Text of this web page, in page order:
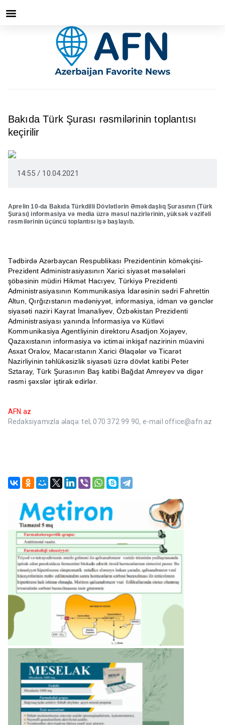
Bakıda Türk Şurası rəsmilərinin toplantısı
keçirilir
14:55 / 10.04.2021
Aprelin 10-da Bakıda Türkdilli Dövlətlərin Əməkdaşlıq Şurasının (Türk
Şurası) informasiya və media üzrə məsul nazirlərinin, yüksək vəzifəli
rəsmilərinin üçüncü toplantısı işə başlayıb.
Tədbirdə Azərbaycan Respublikası Prezidentinin köməkçisi-
Prezident Administrasiyasının Xarici siyasət məsələləri
şöbəsinin müdiri Hikmət Hacıyev, Türkiyə Prezidenti
Administrasiyasının Kommunikasiya İdarəsinin sədri Fahrettin
Altun, Qırğızıstanın mədəniyyət, informasiya, idman və gənclər
siyasəti naziri Kayrat İmanaliyev, Özbəkistan Prezidenti
Administrasiyası yanında İnformasiya və Kütləvi
Kommunikasiya Agentliyinin direktoru Asadjon Xojayev,
Qazaxıstanın informasiya və ictimai inkişaf nazirinin müavini
Asxat Oralov, Macarıstanın Xarici Əlaqələr və Ticarət
Nazirliyinin təhlükəsizlik siyasəti üzrə dövlət katibi Peter
Sztaray, Türk Şurasının Baş katibi Bağdat Amreyev və digər
rəsmi şəxslər iştirak edirlər.
AFN.az
Redaksiyamızla əlaqə: tel; 070 372 99 90, e-mail office@afn.az